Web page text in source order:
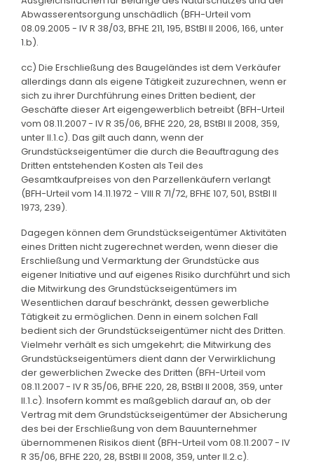
Abwasserentsorgung unschädlich (BFH-Urteil vom
08.09.2005 - IV R 38/03, BFHE 211, 195, BStBl II 2006, 166, unter
1.b).
cc) Die Erschließung des Baugeländes ist dem Verkäufer
allerdings dann als eigene Tätigkeit zuzurechnen, wenn er
sich zu ihrer Durchführung eines Dritten bedient, der
Geschäfte dieser Art eigengewerblich betreibt (BFH-Urteil
vom 08.11.2007 - IV R 35/06, BFHE 220, 28, BStBl II 2008, 359,
unter II.1.c). Das gilt auch dann, wenn der
Grundstückseigentümer die durch die Beauftragung des
Dritten entstehenden Kosten als Teil des
Gesamtkaufpreises von den Parzellenkäufern verlangt
(BFH-Urteil vom 14.11.1972 - VIII R 71/72, BFHE 107, 501, BStBl II
1973, 239).
Dagegen können dem Grundstückseigentümer Aktivitäten
eines Dritten nicht zugerechnet werden, wenn dieser die
Erschließung und Vermarktung der Grundstücke aus
eigener Initiative und auf eigenes Risiko durchführt und sich
die Mitwirkung des Grundstückseigentümers im
Wesentlichen darauf beschränkt, dessen gewerbliche
Tätigkeit zu ermöglichen. Denn in einem solchen Fall
bedient sich der Grundstückseigentümer nicht des Dritten.
Vielmehr verhält es sich umgekehrt; die Mitwirkung des
Grundstückseigentümers dient dann der Verwirklichung
der gewerblichen Zwecke des Dritten (BFH-Urteil vom
08.11.2007 - IV R 35/06, BFHE 220, 28, BStBl II 2008, 359, unter
II.1.c). Insofern kommt es maßgeblich darauf an, ob der
Vertrag mit dem Grundstückseigentümer der Absicherung
des bei der Erschließung von dem Bauunternehmer
übernommenen Risikos dient (BFH-Urteil vom 08.11.2007 - IV
R 35/06, BFHE 220, 28, BStBl II 2008, 359, unter II.2.c).